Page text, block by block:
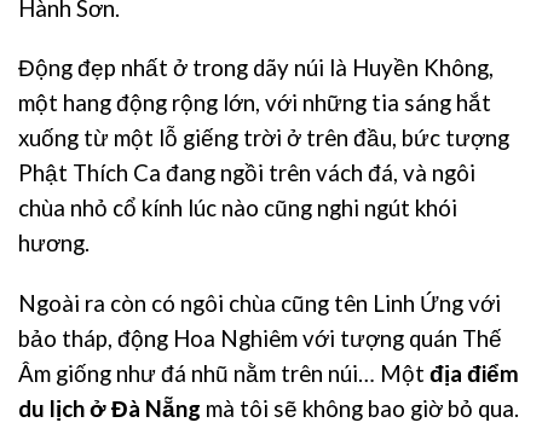
Hành Sơn.
Động đẹp nhất ở trong dãy núi là Huyền Không,
một hang động rộng lớn, với những tia sáng hắt
xuống từ một lỗ giếng trời ở trên đầu, bức tượng
Phật Thích Ca đang ngồi trên vách đá, và ngôi
chùa nhỏ cổ kính lúc nào cũng nghi ngút khói
hương.
Ngoài ra còn có ngôi chùa cũng tên Linh Ứng với
bảo tháp, động Hoa Nghiêm với tượng quán Thế
Âm giống như đá nhũ nằm trên núi… Một địa điểm
du lịch ở Đà Nẵng mà tôi sẽ không bao giờ bỏ qua.